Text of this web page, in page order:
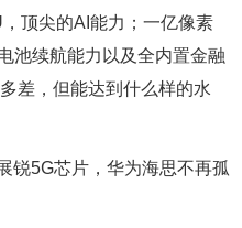
顶尖的AI能力；一亿像素
池续航能力以及全内置金融
差，但能达到什么样的水